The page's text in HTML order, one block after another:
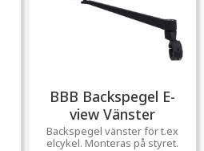
BBB Backspegel E-
view Vänster
Backspegel vänster för t.ex
elcykel. Monteras på styret.